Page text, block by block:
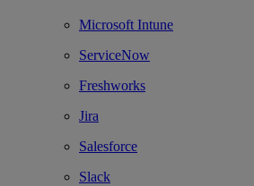
Microsoft Intune
ServiceNow
Freshworks
Jira
Salesforce
Slack